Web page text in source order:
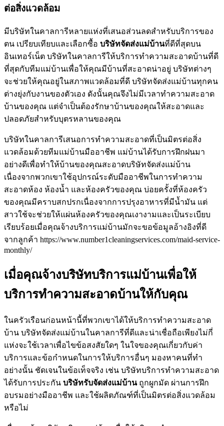
ต่อสิ่งแวดล้อม
มีบริษัทในคาลการีหลายแห่งที่เสนอส่วนลดสำหรับบริการของ
ตน เปรียบเทียบและเลือกซื้อ บริษัทจัดส่งแม่บ้านที่ดีที่สุดบน
อินเทอร์เน็ต บริษัทในคาลการีให้บริการทำความสะอาดบ้านที่ดี
ที่สุดกับทีมแม่บ้านเพื่อให้คุณมีบ้านที่สะอาดน่าอยู่ บริษัทต่างๆ
จะช่วยให้คุณอยู่ในสภาพแวดล้อมที่ดี บริษัทจัดส่งแม่บ้านทุกคน
ต่างยุ่งกับงานของตัวเอง ดังนั้นคุณจึงไม่มีเวลาทำความสะอาด
บ้านของคุณ แต่จำเป็นต้องรักษาบ้านของคุณให้สะอาดและ
ปลอดภัยสำหรับบุตรหลานของคุณ
บริษัทในคาลการีเสนอการทำความสะอาดที่เป็นมิตรต่อสิ่ง
แวดล้อมด้วยทีมแม่บ้านมืออาชีพ แม่บ้านได้รับการฝึกฝนมา
อย่างดีเพื่อทำให้บ้านของคุณสะอาดบริษัทจัดส่งแม่บ้าน
เนื่องจากพวกเขาใช้อุปกรณ์ระดับมืออาชีพในการทำความ
สะอาดห้อง ห้องน้ำ และห้องครัวของคุณ บ่อยครั้งที่ห้องครัว
ของคุณมีคราบสกปรกเนื่องจากการปรุงอาหารที่มีน้ำมัน แต่
สาวใช้จะช่วยให้แผ่นห้องครัวของคุณเงางามและเป็นระเบียบ
เรียบร้อยเมื่อคุณจ้างบริการแม่บ้านมักจะขอข้อมูลอ้างอิงที่ดี
จากลูกค้า https://www.number1cleaningservices.com/maid-service-
monthly/
เมื่อคุณจ้างบริษัทบริการแม่บ้านเพื่อให้
บริการทำความสะอาดบ้านให้กับคุณ
ในครัวเรือนก่อนหน้านี้ที่พวกเขาได้ให้บริการทำความสะอาด
บ้าน บริษัทจัดส่งแม่บ้านในคาลการีที่ดีและน่าเชื่อถือเพียงไม่กี่
แห่งจะใช้เวลาเพื่อไขข้อสงสัยใดๆ ในใจของคุณเกี่ยวกับค่า
บริการและข้อกำหนดในการให้บริการอื่นๆ มองหาคนที่ทำ
อย่างนั้น ชัดเจนในข้อเท็จจริง เช่น บริษัทบริการทำความสะอาด
ได้รับการประกัน บริษัทรับจัดส่งแม่บ้านถูกผูกมัด ผ่านการฝึก
อบรมอย่างมืออาชีพ และใช้ผลิตภัณฑ์ที่เป็นมิตรต่อสิ่งแวดล้อม
หรือไม่